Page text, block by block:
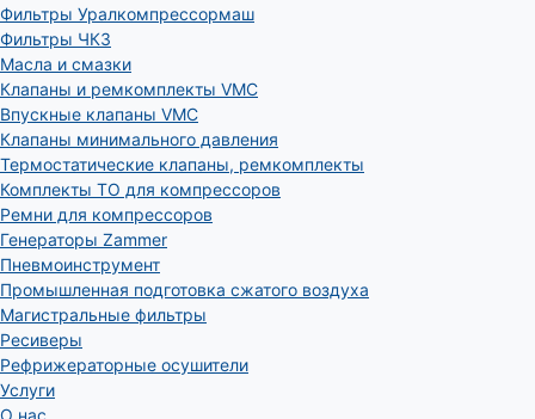
Фильтры Уралкомпрессормаш
Фильтры ЧКЗ
Масла и смазки
Клапаны и ремкомплекты VMC
Впускные клапаны VMC
Клапаны минимального давления
Термостатические клапаны, ремкомплекты
Комплекты ТО для компрессоров
Ремни для компрессоров
Генераторы Zammer
Пневмоинструмент
Промышленная подготовка сжатого воздуха
Магистральные фильтры
Ресиверы
Рефрижераторные осушители
Услуги
О нас